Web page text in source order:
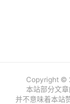
Copyright ©
本站部分文
并不意味着本站